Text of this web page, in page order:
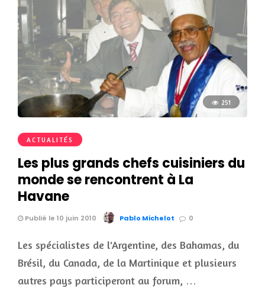
251
ACTUALITÉS
Les plus grands chefs cuisiniers du
monde se rencontrent à La
Havane
Publié le 10 juin 2010 Pablo Michelot 0
Les spécialistes de l'Argentine, des Bahamas, du
Brésil, du Canada, de la Martinique et plusieurs
autres pays participeront au forum, …